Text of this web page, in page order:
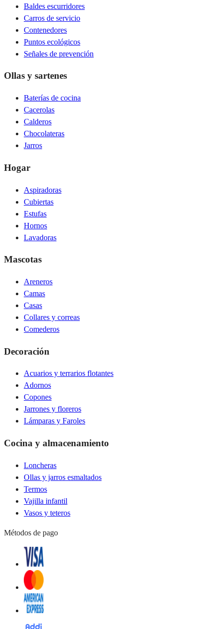
Baldes escurridores
Carros de servicio
Contenedores
Puntos ecológicos
Señales de prevención
Ollas y sartenes
Baterías de cocina
Cacerolas
Calderos
Chocolateras
Jarros
Hogar
Aspiradoras
Cubiertas
Estufas
Hornos
Lavadoras
Mascotas
Areneros
Camas
Casas
Collares y correas
Comederos
Decoración
Acuarios y terrarios flotantes
Adornos
Copones
Jarrones y floreros
Lámparas y Faroles
Cocina y almacenamiento
Loncheras
Ollas y jarros esmaltados
Termos
Vajilla infantil
Vasos y teteros
Métodos de pago